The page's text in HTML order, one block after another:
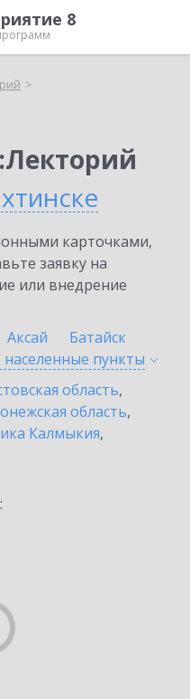
8
карточками,
заявку на
или внедрение
Аксай
Батайск
населенные пункты
область,
область,
Калмыкия,